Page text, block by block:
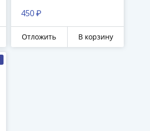
450 ₽
Отложить В корзину